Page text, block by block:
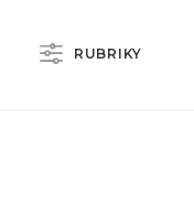
RUBRIKY